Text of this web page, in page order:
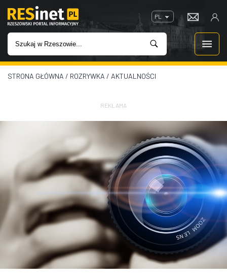
PL
WIADOMOŚCI
ROZRYWKA
W KINACH
GASTRONOMIA
ZDJĘCIA
W RZESZOWIE
STRONA GŁÓWNA / ROZRYWKA / AKTUALNOŚCI
REKLAMA